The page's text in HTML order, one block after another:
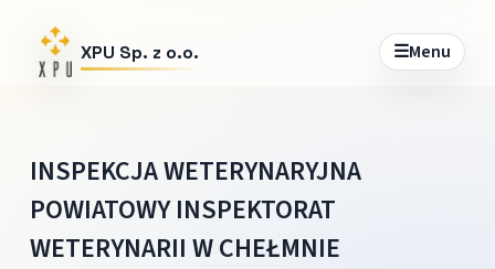
XPU Sp. z o.o. ☰Menu
INSPEKCJA WETERYNARYJNA
POWIATOWY INSPEKTORAT
WETERYNARII W CHEŁMNIE